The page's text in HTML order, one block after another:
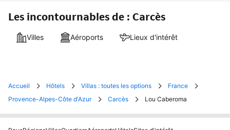
Les incontournables de : Carcès
Villes Aéroports Lieux d'intérêt
Accueil Hôtels Villas : toutes les options
France
Provence-Alpes-Côte d'Azur
Carcès Lou Caberoma